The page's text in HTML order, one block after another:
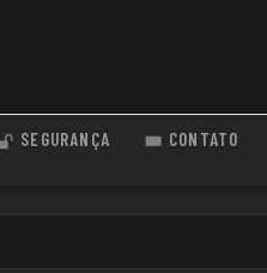
SEGURANÇA CONTATO